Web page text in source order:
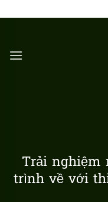
đến
dung
Trải nghiệm
trình về với